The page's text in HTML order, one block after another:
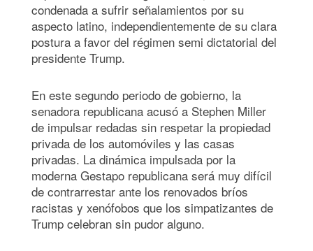
condenada a sufrir señalamientos por su
aspecto latino, independientemente de su clara
postura a favor del régimen semi dictatorial del
presidente Trump.
En este segundo periodo de gobierno, la
senadora republicana acusó a Stephen Miller
de impulsar redadas sin respetar la propiedad
privada de los automóviles y las casas
privadas. La dinámica impulsada por la
moderna Gestapo republicana será muy difícil
de contrarrestar ante los renovados bríos
racistas y xenófobos que los simpatizantes de
Trump celebran sin pudor alguno.